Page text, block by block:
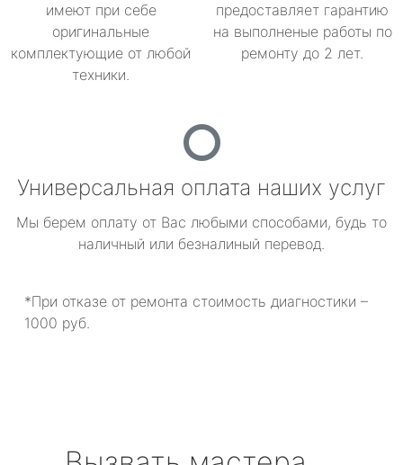
имеют при себе
оригинальные
комплектующие от любой
техники.
предоставляет гарантию
на выполненые работы по
ремонту до 2 лет.
Универсальная оплата наших услуг
Мы берем оплату от Вас любыми способами, будь то
наличный или безналиный перевод.
*При отказе от ремонта стоимость диагностики –
1000 руб.